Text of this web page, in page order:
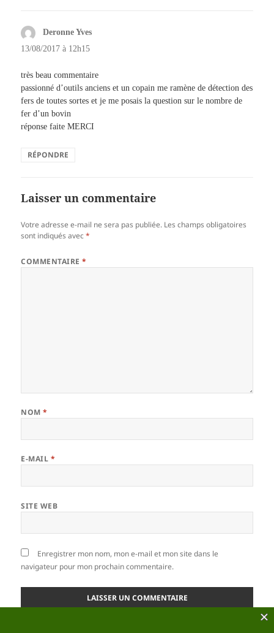
Deronne Yvesdit :
13/08/2017 à 12h15
très beau commentaire
passionné d’outils anciens et un copain me ramène de détection des
fers de toutes sortes et je me posais la question sur le nombre de
fer d’un bovin
réponse faite MERCI
RÉPONDRE
Laisser un commentaire
Votre adresse e-mail ne sera pas publiée. Les champs obligatoires
sont indiqués avec*
COMMENTAIRE*
NOM*
E-MAIL *
SITE WEB
Enregistrer mon nom, mon e-mail et mon site dans le
navigateur pour mon prochain commentaire.